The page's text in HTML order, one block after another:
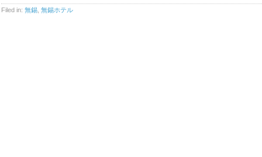
Filed in: 無錫 無錫ホテル